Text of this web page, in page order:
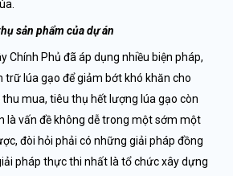
sản phẩm của dự án
Chính Phủ đã áp dụng nhiều biện pháp,
lúa gạo để giảm bớt khó khăn cho
mua, tiêu thụ hết lượng lúa gạo còn
là vấn đề không dễ trong một sớm một
đòi hỏi phải có những giải pháp đồng
pháp thực thi nhất là tổ chức xây dựng